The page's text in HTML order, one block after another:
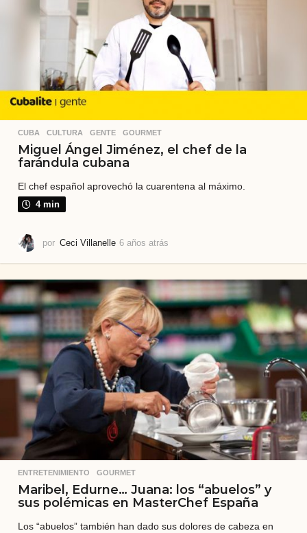
á
s
CUBA ,CULTURA ,GENTE ,GOURMET
Miguel Ángel Jiménez, el chef de la
farándula cubana
El chef español aprovechó la cuarentena al máximo.
4 min
por Ceci Villanelle 6 años atrás
o
s
a
t
r
á
s
ENTRETENIMIENTO ,GOURMET
Maribel, Edurne… Juana: los “abuelos” y
sus polémicas en MasterChef España
Los “abuelos” también han dado sus dolores de cabeza en